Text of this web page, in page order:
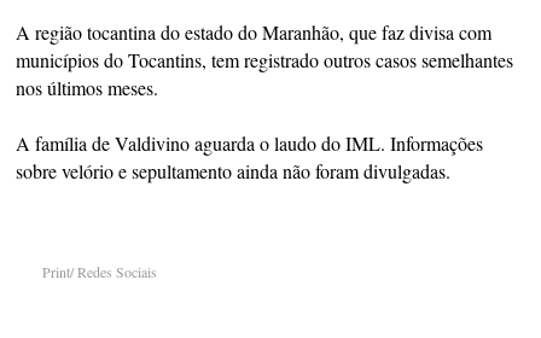
A região tocantina do estado do Maranhão, que faz divisa com
municípios do Tocantins, tem registrado outros casos semelhantes
nos últimos meses.
A família de Valdivino aguarda o laudo do IML. Informações
sobre velório e sepultamento ainda não foram divulgadas.
Print/ Redes Sociais